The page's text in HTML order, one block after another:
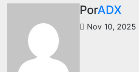
PorADX
Nov 10, 2025